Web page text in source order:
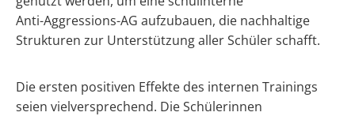
Anti-Aggressions-AG aufzubauen, die nachhaltige
Strukturen zur Unterstützung aller Schüler schafft.
Die ersten positiven Effekte des internen Trainings
seien vielversprechend. Die Schülerinnen